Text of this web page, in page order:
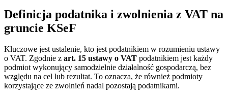
Definicja podatnika i zwolnienia z VAT na
gruncie KSeF
Kluczowe jest ustalenie, kto jest podatnikiem w rozumieniu ustawy
o VAT. Zgodnie z art. 15 ustawy o VAT podatnikiem jest każdy
podmiot wykonujący samodzielnie działalność gospodarczą, bez
względu na cel lub rezultat. To oznacza, że również podmioty
korzystające ze zwolnień nadal pozostają podatnikami.